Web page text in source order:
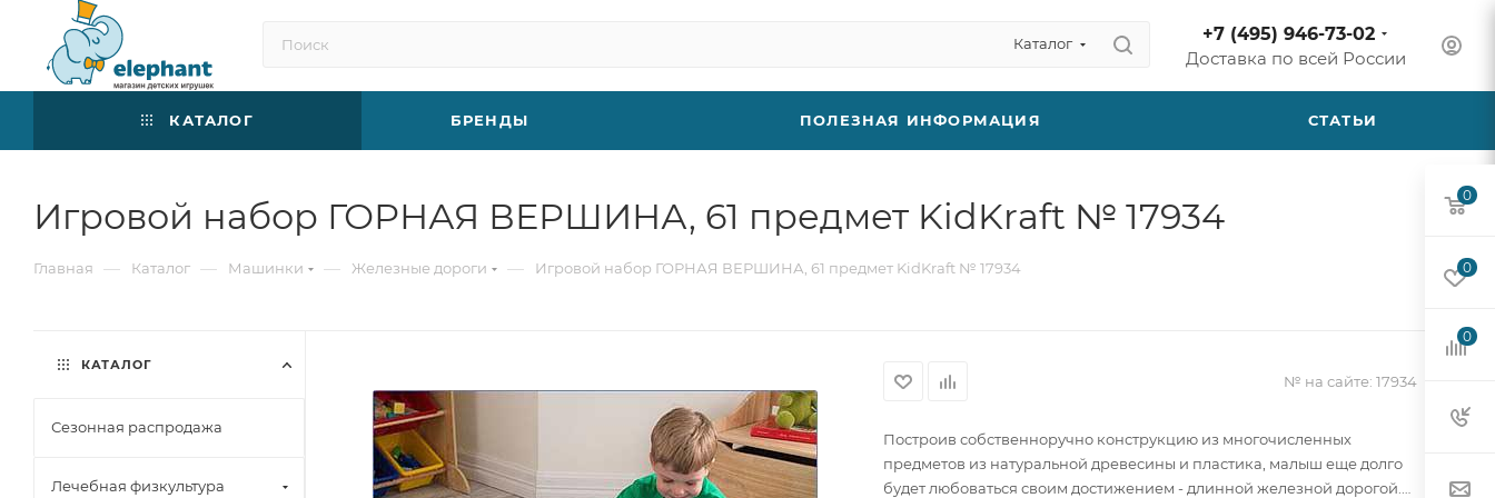
Каталог
+7 (495) 946-73-02
Доставка по всей России
КАТАЛОГ БРЕНДЫ ПОЛЕЗНАЯ ИНФОРМАЦИЯ СТАТЬИ
Игровой набор ГОРНАЯ ВЕРШИНА, 61 предмет KidKraft № 17934
Главная — Каталог — Машинки — Железные дороги — Игровой набор ГОРНАЯ ВЕРШИНА, 61 предмет KidKraft № 17934
№ на сайте: 17934
Построив собственноручно конструкцию из многочисленных
предметов из натуральной древесины и пластика, малыш еще долго
будет любоваться своим достижением - длинной железной дорогой.
КАТАЛОГ
Сезонная распродажа
Лечебная физкультура
0
0
0